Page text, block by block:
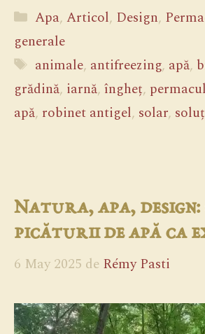
Categorii
Apa,Articol, Design,
generale
Etichete
animale, antifreezing, apă,
grădină, iarnă, îngheț,
apă, robinet antigel, solar,
Natura, apa,
picăturii de apă ca
6 May 2025 de Rémy Pasti